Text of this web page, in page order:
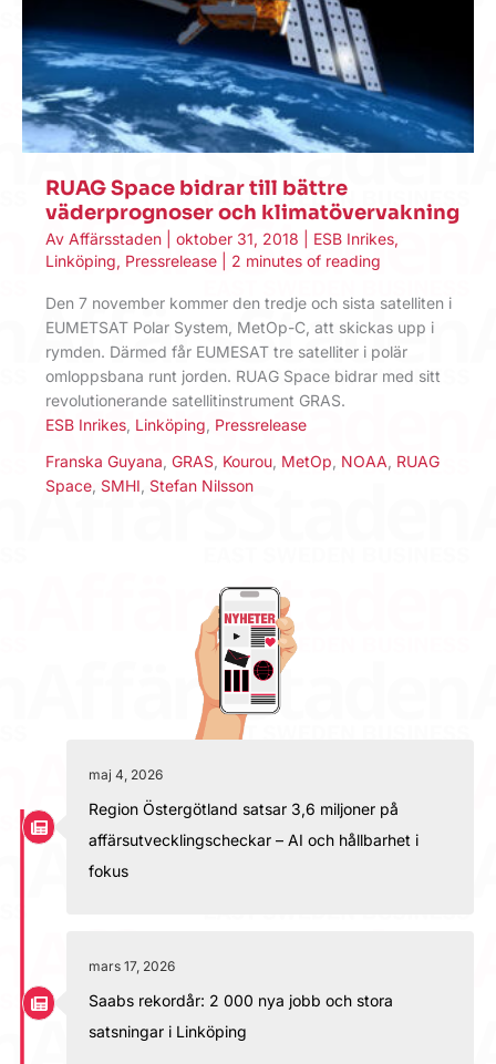
RUAG Space bidrar till bättre
väderprognoser och klimatövervakning
Av Affärsstaden oktober 31, 2018 ESB Inrikes,
Linköping, Pressrelease 2 minutes of reading
Den 7 november kommer den tredje och sista satelliten i
EUMETSAT Polar System, MetOp-C, att skickas upp i
rymden. Därmed får EUMESAT tre satelliter i polär
omloppsbana runt jorden. RUAG Space bidrar med sitt
revolutionerande satellitinstrument GRAS.
ESB Inrikes Linköping Pressrelease
Franska Guyana, GRAS, Kourou, MetOp, NOAA, RUAG
Space, SMHI, Stefan Nilsson
maj 4, 2026
Region Östergötland satsar 3,6 miljoner på
affärsutvecklingscheckar – AI och hållbarhet i
fokus
mars 17, 2026
Saabs rekordår: 2 000 nya jobb och stora
satsningar i Linköping